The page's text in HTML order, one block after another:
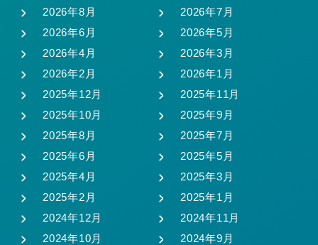
2026年8月
2026年7月
2026年6月
2026年5月
2026年4月
2026年3月
2026年2月
2026年1月
2025年12月
2025年11月
2025年10月
2025年9月
2025年8月
2025年7月
2025年6月
2025年5月
2025年4月
2025年3月
2025年2月
2025年1月
2024年12月
2024年11月
2024年10月
2024年9月